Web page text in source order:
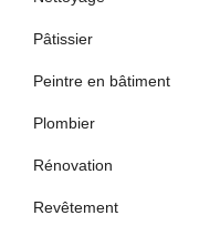
Pâtissier
Peintre en bâtiment
Plombier
Rénovation
Revêtement